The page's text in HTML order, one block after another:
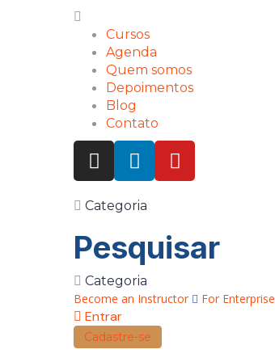
Cursos
Agenda
Quem somos
Depoimentos
Blog
Contato
Categoria
Pesquisar
Categoria
Become an Instructor
For Enterprise
Entrar
Cadastre-se